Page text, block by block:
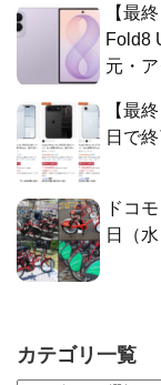
【最
Fold8
元・ア
【最
日で
ドコ
日（
カテゴリ一覧